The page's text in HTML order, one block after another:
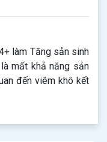
làm Tăng sản sinh
mất khả năng sản
đến viêm khô kết